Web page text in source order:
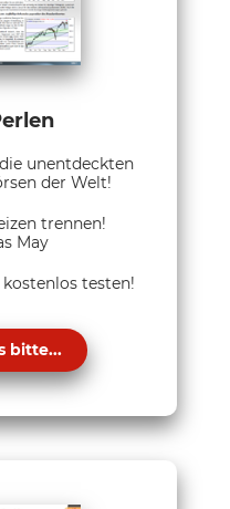
unentdeckten
der Welt!
trennen!
May
testen!
bitte...